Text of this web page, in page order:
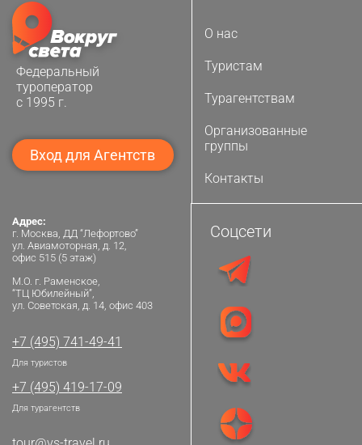
Федеральный
туроператор
с 1995 г.
Вход для Агентств
О нас
Туристам
Турагентствам
Организованные
группы
Контакты
Адрес:
г. Москва, ДД “Лефортово”
ул. Авиамоторная, д. 12,
офис 515 (5 этаж)
М.О. г. Раменское,
“ТЦ Юбилейный”,
ул. Советская, д. 14, офис 403
+7 (495) 741-49-41
Для туристов
+7 (495) 419-17-09
Для турагентств
Соцсети